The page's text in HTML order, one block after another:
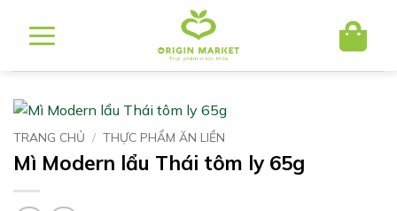
dung
TRANG CHỦ / THỰC PHẨM ĂN LIỀN
Mì Modern lẩu Thái tôm ly 65g